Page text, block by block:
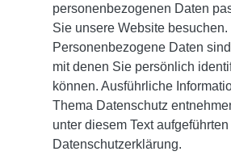
personenbezogenen Daten
Sie unsere Website besuchen.
Personenbezogene Daten
mit denen Sie persönlich
können. Ausführliche
Thema Datenschutz
unter diesem Text aufgeführten
Datenschutzerklärung.